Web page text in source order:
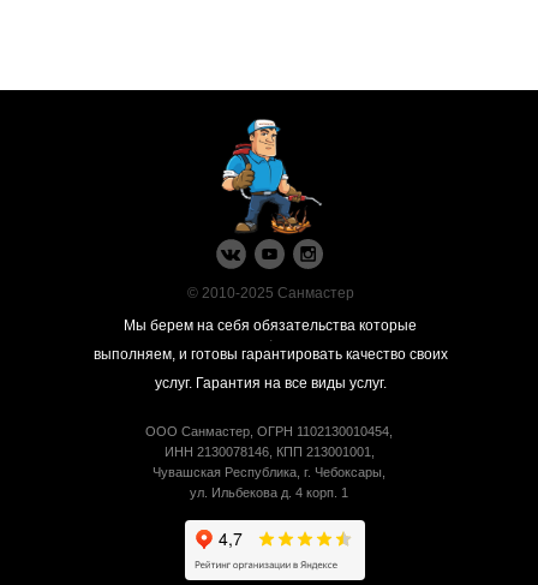
Мы берем на себя обязательства которые
выполняем, и готовы гарантировать качество своих
услуг. Гарантия на все виды услуг.
© 2010-2025 Санмастер
.
ООО Санмастер, ОГРН 1102130010454,
ИНН 2130078146, КПП 213001001,
Чувашская Республика, г. Чебоксары,
ул. Ильбекова д. 4 корп. 1